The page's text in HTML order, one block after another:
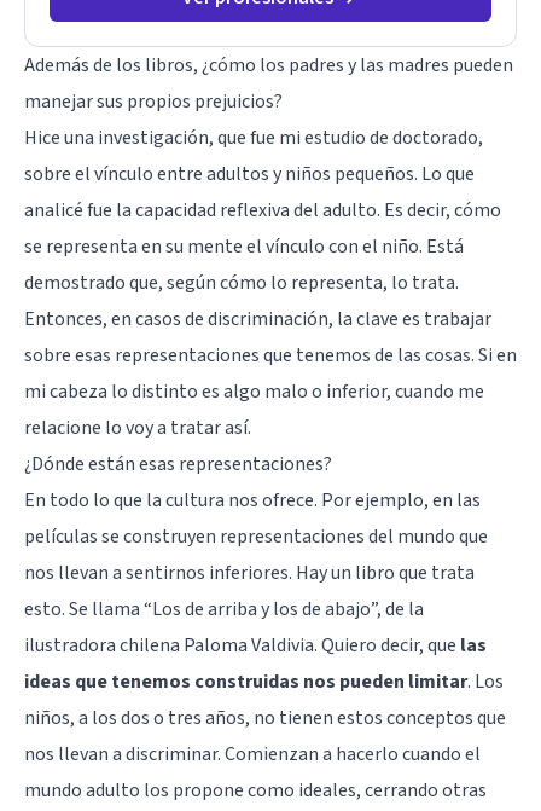
Además de los libros, ¿cómo los padres y las madres pueden
manejar sus propios prejuicios?
Hice una investigación, que fue mi estudio de doctorado,
sobre el vínculo entre adultos y niños pequeños. Lo que
analicé fue la capacidad reflexiva del adulto. Es decir, cómo
se representa en su mente el vínculo con el niño. Está
demostrado que, según cómo lo representa, lo trata.
Entonces, en casos de discriminación, la clave es trabajar
sobre esas representaciones que tenemos de las cosas. Si en
mi cabeza lo distinto es algo malo o inferior, cuando me
relacione lo voy a tratar así.
¿Dónde están esas representaciones?
En todo lo que la cultura nos ofrece. Por ejemplo, en las
películas se construyen representaciones del mundo que
nos llevan a sentirnos inferiores. Hay un libro que trata
esto. Se llama “Los de arriba y los de abajo”, de la
ilustradora chilena Paloma Valdivia. Quiero decir, que las
ideas que tenemos construidas nos pueden limitar. Los
niños, a los dos o tres años, no tienen estos conceptos que
nos llevan a discriminar. Comienzan a hacerlo cuando el
mundo adulto los propone como ideales, cerrando otras